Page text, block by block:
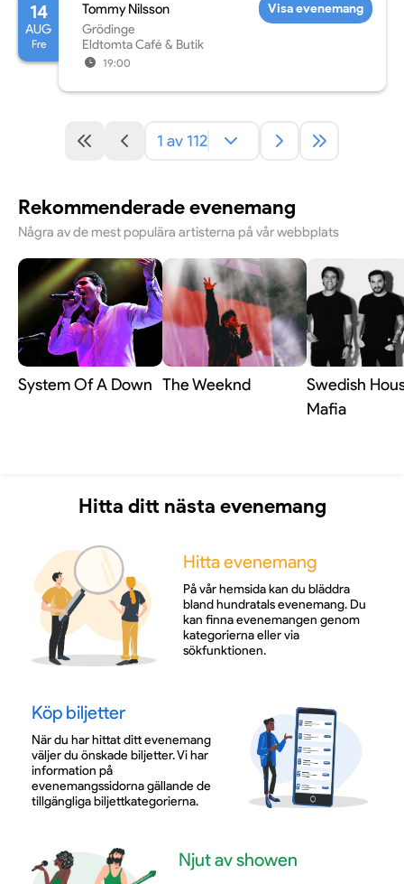
14
AUG
Fre
Tommy Nilsson
Grödinge
Eldtomta Café & Butik
19:00
Visa evenemang
1 av 112
Rekommenderade evenemang
Några av de mest populära artisterna på vår webbplats
System Of A Down The Weeknd
Swedish
Mafia
Hitta ditt nästa evenemang
Hitta evenemang
På vår hemsida kan du bläddra
bland hundratals evenemang. Du
kan finna evenemangen genom
kategorierna eller via
sökfunktionen.
Köp biljetter
När du har hittat ditt evenemang
väljer du önskade biljetter. Vi har
information på
evenemangssidorna gällande de
tillgängliga biljettkategorierna.
Njut av showen